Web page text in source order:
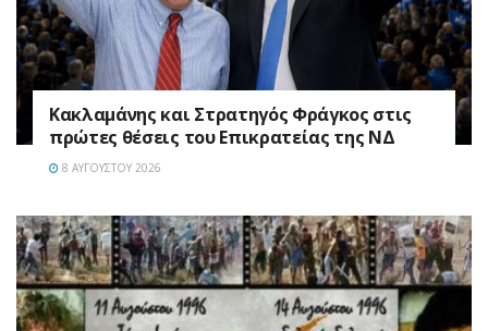
Κακλαμάνης και Στρατηγός Φράγκος στις
πρώτες θέσεις του Επικρατείας της ΝΔ
8 ΑΥΓΟΎΣΤΟΥ 2026